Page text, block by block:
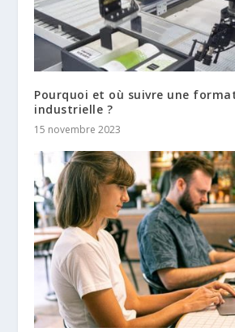
Pourquoi et où suivre une
industrielle ?
15 novembre 2023